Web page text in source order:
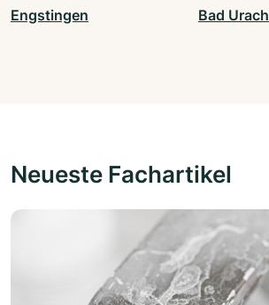
Engstingen Bad Urach
Neueste Fachartikel